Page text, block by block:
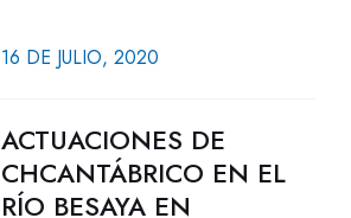
16 DE JULIO, 2020
ACTUACIONES DE
CHCANTÁBRICO EN EL
RÍO BESAYA EN